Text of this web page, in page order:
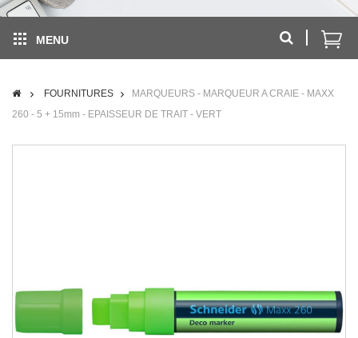
MENU
FOURNITURES
MARQUEURS - MARQUEUR A CRAIE - MAXX
260 - 5 + 15mm - EPAISSEUR DE TRAIT - VERT